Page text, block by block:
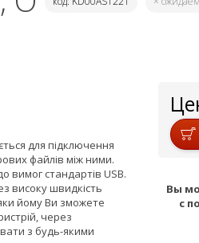
для підключення
файлів між ними.
вимог стандартів USB.
високу швидкість
йому Ви зможете
через
з будь-якими
Вы
с